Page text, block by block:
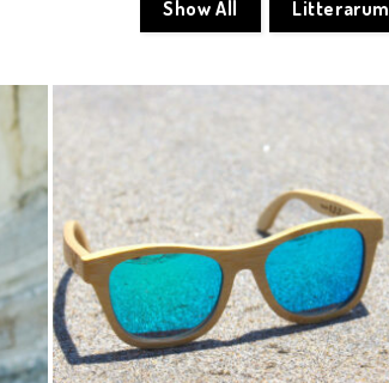
Show All Litterarum